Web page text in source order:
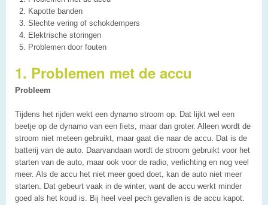
Kapotte banden
Slechte vering of schokdempers
Elektrische storingen
Problemen door fouten
1. Problemen met de accu
Probleem
Tijdens het rijden wekt een dynamo stroom op. Dat lijkt wel een
beetje op de dynamo van een fiets, maar dan groter. Alleen wordt de
stroom niet meteen gebruikt, maar gaat die naar de accu. Dat is de
batterij van de auto. Daarvandaan wordt de stroom gebruikt voor het
starten van de auto, maar ook voor de radio, verlichting en nog veel
meer. Als de accu het niet meer goed doet, kan de auto niet meer
starten. Dat gebeurt vaak in de winter, want de accu werkt minder
goed als het koud is. Bij heel veel pech gevallen is de accu kapot.